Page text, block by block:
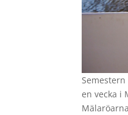
en vecka i